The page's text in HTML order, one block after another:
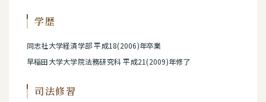
学歴
同志社大学経済学部 平成18(2006)年卒業
早稲田大学大学院法務研究科 平成21(2009)年修了
司法修習